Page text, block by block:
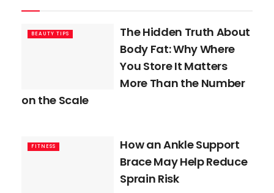
BEAUTY TIPS
The Hidden Truth About
Body Fat: Why Where
You Store It Matters
More Than the Number
on the Scale
FITNESS
How an Ankle Support
Brace May Help Reduce
Sprain Risk